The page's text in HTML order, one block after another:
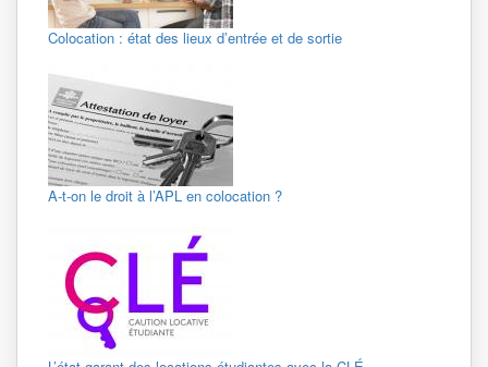
Colocation : état des lieux d’entrée et de sortie
A-t-on le droit à l’APL en colocation ?